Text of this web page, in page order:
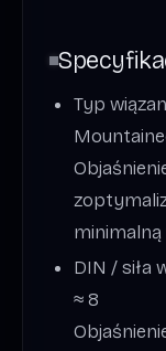
Typ
DIN / siła
≈ 8